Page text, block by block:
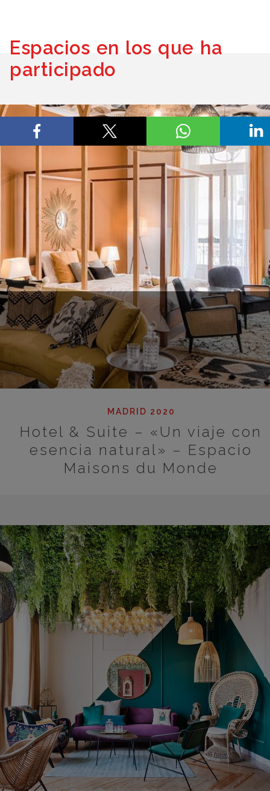
Espacios en los que ha
participado
MADRID 2020
Hotel & Suite – «Un viaje con
esencia natural» – Espacio
Maisons du Monde